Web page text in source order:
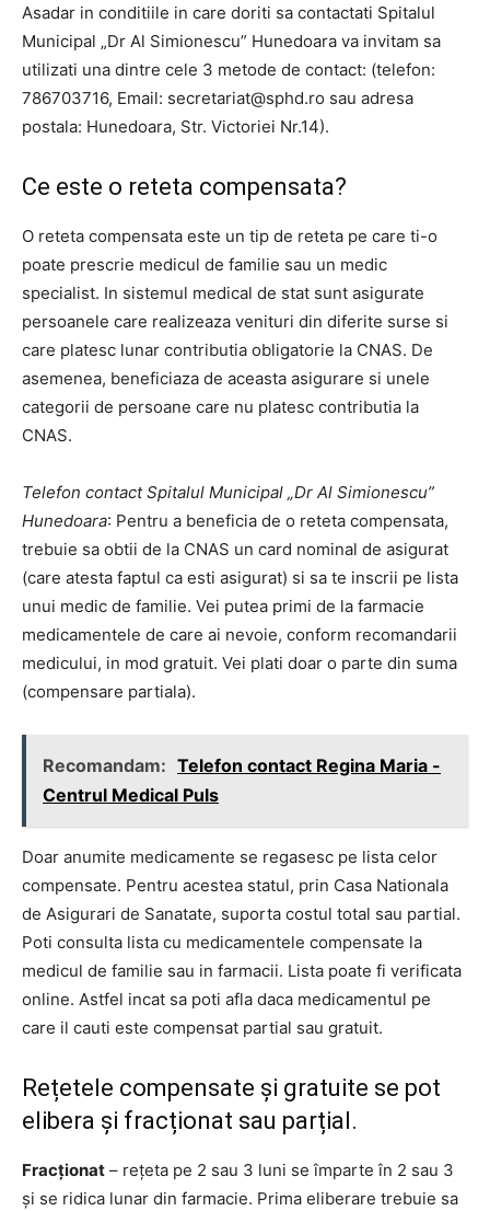
Asadar in conditiile in care doriti sa contactati Spitalul
Municipal „Dr Al Simionescu” Hunedoara va invitam sa
utilizati una dintre cele 3 metode de contact: (telefon:
786703716, Email: secretariat@sphd.ro sau adresa
postala: Hunedoara, Str. Victoriei Nr.14).
Ce este o reteta compensata?
O reteta compensata este un tip de reteta pe care ti-o
poate prescrie medicul de familie sau un medic
specialist. In sistemul medical de stat sunt asigurate
persoanele care realizeaza venituri din diferite surse si
care platesc lunar contributia obligatorie la CNAS. De
asemenea, beneficiaza de aceasta asigurare si unele
categorii de persoane care nu platesc contributia la
CNAS.
Telefon contact Spitalul Municipal „Dr Al Simionescu”
Hunedoara: Pentru a beneficia de o reteta compensata,
trebuie sa obtii de la CNAS un card nominal de asigurat
(care atesta faptul ca esti asigurat) si sa te inscrii pe lista
unui medic de familie. Vei putea primi de la farmacie
medicamentele de care ai nevoie, conform recomandarii
medicului, in mod gratuit. Vei plati doar o parte din suma
(compensare partiala).
Recomandam: Telefon contact Regina Maria -
Centrul Medical Puls
Doar anumite medicamente se regasesc pe lista celor
compensate. Pentru acestea statul, prin Casa Nationala
de Asigurari de Sanatate, suporta costul total sau partial.
Poti consulta lista cu medicamentele compensate la
medicul de familie sau in farmacii. Lista poate fi verificata
online. Astfel incat sa poti afla daca medicamentul pe
care il cauti este compensat partial sau gratuit.
Rețetele compensate și gratuite se pot
elibera și fracționat sau parțial.
Fracționat – rețeta pe 2 sau 3 luni se împarte în 2 sau 3
și se ridica lunar din farmacie. Prima eliberare trebuie sa